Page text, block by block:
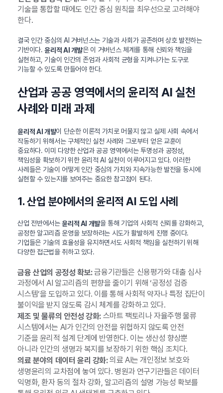
기술을 통합할 때에도 인간 중심 원칙을 최우선으로 고려해야
한다.
결국 인간 중심의 AI 거버넌스는 기술과 사회가 공존하며 상호 발전하는
기반이다.윤리적 AI 개발은 이 거버넌스 체계를 통해 신뢰와 책임을
실현하고, 기술이 인간의 존엄과 사회적 균형을 지켜나가는 도구로
기능할 수 있도록 만들어야 한다.
산업과 공공 영역에서의 윤리적 AI 실천
사례와 미래 과제
윤리적 AI 개발이 단순한 이론적 가치로 머물지 않고 실제 사회 속에서
작동하기 위해서는 구체적인 실천 사례와 그로부터 얻은 교훈이
중요하다. 이미 다양한 산업과 공공 영역에서는 투명성과 공정성,
책임성을 확보하기 위한 윤리적 AI 실천이 이루어지고 있다. 이러한
사례들은 기술이 어떻게 인간 중심의 가치와 지속가능한 발전을 동시에
실현할 수 있는지를 보여주는 중요한 참고점이 된다.
1. 산업 분야에서의 윤리적 AI 도입 사례
산업 전반에서는윤리적 AI 개발을 통해 기업의 사회적 신뢰를 강화하고,
공정한 알고리즘 운영을 보장하려는 시도가 활발하게 진행 중이다.
기업들은 기술의 효율성을 유지하면서도 사회적 책임을 실천하기 위해
다양한 접근법을 취하고 있다.
금융 산업의 공정성 확보:금융기관들은 신용평가와 대출 심사
과정에서 AI 알고리즘의 편향을 줄이기 위해 ‘공정성 검증
시스템’을 도입하고 있다. 이를 통해 사회적 약자나 특정 집단이
불이익을 받지 않도록 감시 체계를 강화하고 있다.
제조 및 물류의 안전성 강화:스마트 팩토리나 자율주행 물류
시스템에서는 AI가 인간의 안전을 위협하지 않도록 안전
기준을 윤리적 설계 단계에 반영한다. 이는 생산성 향상뿐
아니라 인간의 생명과 복지를 보장하기 위한 핵심 조치다.
의료 분야의 데이터 윤리 강화:의료 AI는 개인정보 보호와
생명윤리의 교차점에 놓여 있다. 병원과 연구기관들은 데이터
익명화, 환자 동의 절차 강화, 알고리즘의 설명 가능성 확보를